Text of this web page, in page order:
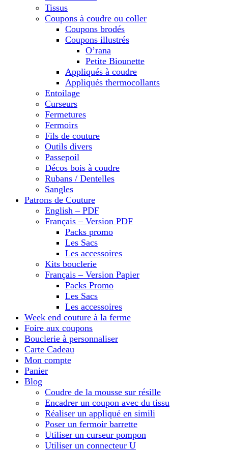
Tissus
Coupons à coudre ou coller
Coupons brodés
Coupons illustrés
O’rana
Petite Biounette
Appliqués à coudre
Appliqués thermocollants
Entoilage
Curseurs
Fermetures
Fermoirs
Fils de couture
Outils divers
Passepoil
Décos bois à coudre
Rubans / Dentelles
Sangles
Patrons de Couture
English – PDF
Français – Version PDF
Packs promo
Les Sacs
Les accessoires
Kits bouclerie
Français – Version Papier
Packs Promo
Les Sacs
Les accessoires
Week end couture à la ferme
Foire aux coupons
Bouclerie à personnaliser
Carte Cadeau
Mon compte
Panier
Blog
Coudre de la mousse sur résille
Encadrer un coupon avec du tissu
Réaliser un appliqué en simili
Poser un fermoir barrette
Utiliser un curseur pompon
Utiliser un connecteur U